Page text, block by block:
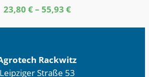
23,80 €– 55,93 €
Rackwitz
Leipziger Straße 53